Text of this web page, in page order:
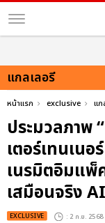
แกลเลอรี
หน้าแรก exclusive แก
ประมวลภาพ
เตอร์เทนเน
เนรมิตอิมแพ็
เสมือนจริง AI
EXCLUSIVE : 2 ก.ย. 2568